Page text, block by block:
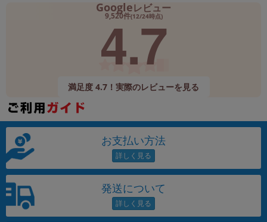
Googleレビュー
9,520件(12/24時点)
4.7
満足度 4.7！実際のレビューを見る
お支払い方法
発送について